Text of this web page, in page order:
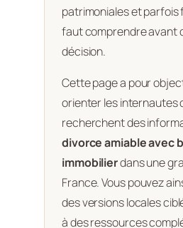
patrimoniales et parfois
faut comprendre avant
décision.
Cette page a pour
orienter les internautes
recherchent des
divorce amiable avec
immobilierdans une
France. Vous pouvez
des versions locales
à des ressources